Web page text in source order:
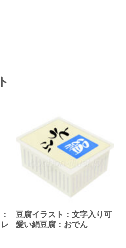
豆腐イラスト：文字入り可
愛い絹豆腐：おでん